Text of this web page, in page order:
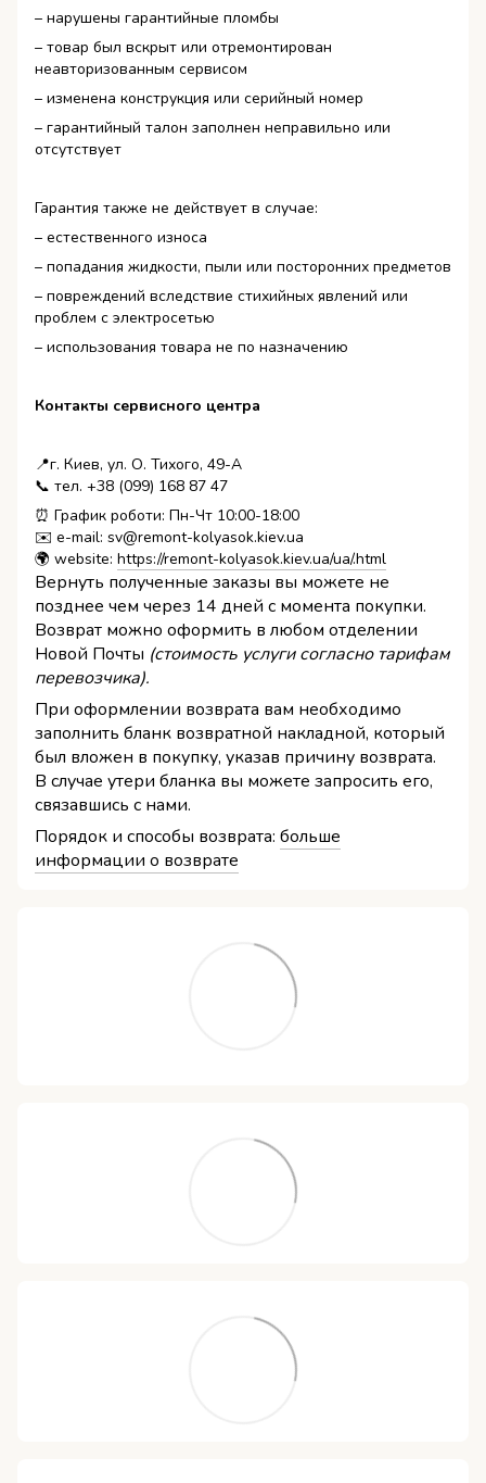
– нарушены гарантийные пломбы
– товар был вскрыт или отремонтирован
неавторизованным сервисом
– изменена конструкция или серийный номер
– гарантийный талон заполнен неправильно или
отсутствует
Гарантия также не действует в случае:
– естественного износа
– попадания жидкости, пыли или посторонних предметов
– повреждений вследствие стихийных явлений или
проблем с электросетью
– использования товара не по назначению
Контакты сервисного центра
📍г. Киев, ул. О. Тихого, 49-А
📞 тел. +38 (099) 168 87 47
⏰ График роботи: Пн-Чт 10:00-18:00
✉️ e-mail: sv@remont-kolyasok.kiev.ua
🌍 website: https://remont-kolyasok.kiev.ua/ua/.html
Вернуть полученные заказы вы можете не
позднее чем через 14 дней с момента покупки.
Возврат можно оформить в любом отделении
Новой Почты (стоимость услуги согласно тарифам
перевозчика).
При оформлении возврата вам необходимо
заполнить бланк возвратной накладной, который
был вложен в покупку, указав причину возврата.
В случае утери бланка вы можете запросить его,
связавшись с нами.
Порядок и способы возврата: больше
информации о возврате